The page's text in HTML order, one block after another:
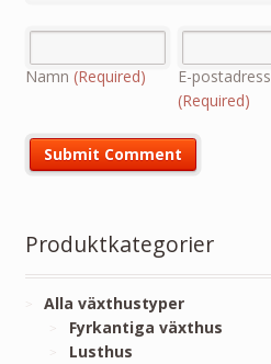
Namn (Required)
E-postadress
(Required)
Produktkategorier
Alla växthustyper
Fyrkantiga växthus
Lusthus